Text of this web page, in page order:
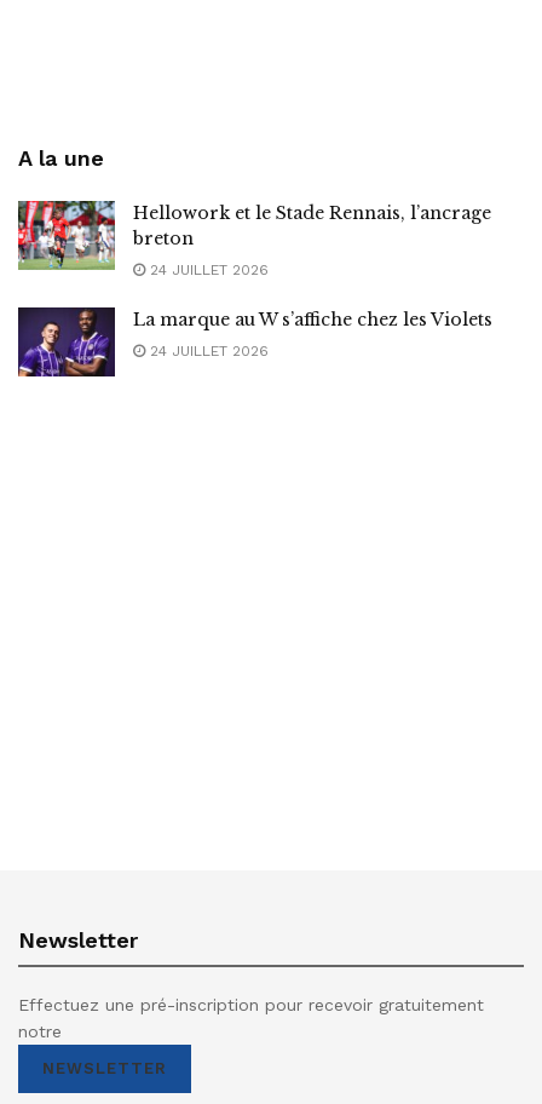
A la une
Hellowork et le Stade Rennais, l’ancrage
breton
24 JUILLET 2026
La marque au W s’affiche chez les Violets
24 JUILLET 2026
Newsletter
Effectuez une pré-inscription pour recevoir gratuitement
notre
NEWSLETTER